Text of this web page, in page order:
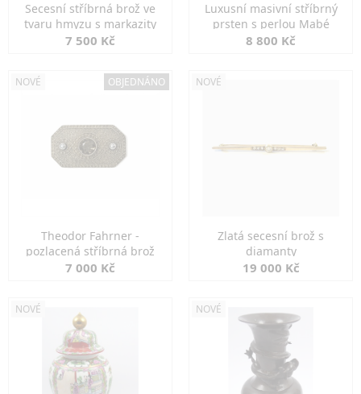
Secesní stříbrná brož ve
tvaru hmyzu s markazity
7 500 Kč
Luxusní masivní stříbrný
prsten s perlou Mabé
8 800 Kč
NOVÉ OBJEDNÁNO
Theodor Fahrner -
pozlacená stříbrná brož
7 000 Kč
NOVÉ
Zlatá secesní brož s
diamanty
19 000 Kč
NOVÉ NOVÉ